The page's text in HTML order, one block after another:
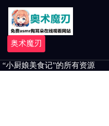
奥术魔刃
“小厨娘美食记”的所有资源